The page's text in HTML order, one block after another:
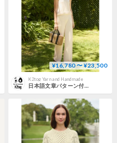
¥16,780 〜 ¥23,500
K2tog Yarn and Handmade
日本語文章パターン付キット Roselyn Pants